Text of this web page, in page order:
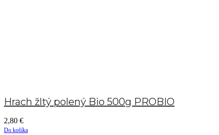
Hrach žltý polený Bio 500g PROBIO
2,80 €
Do košíka